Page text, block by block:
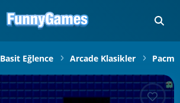
Basit Eğlence Arcade Klasikler